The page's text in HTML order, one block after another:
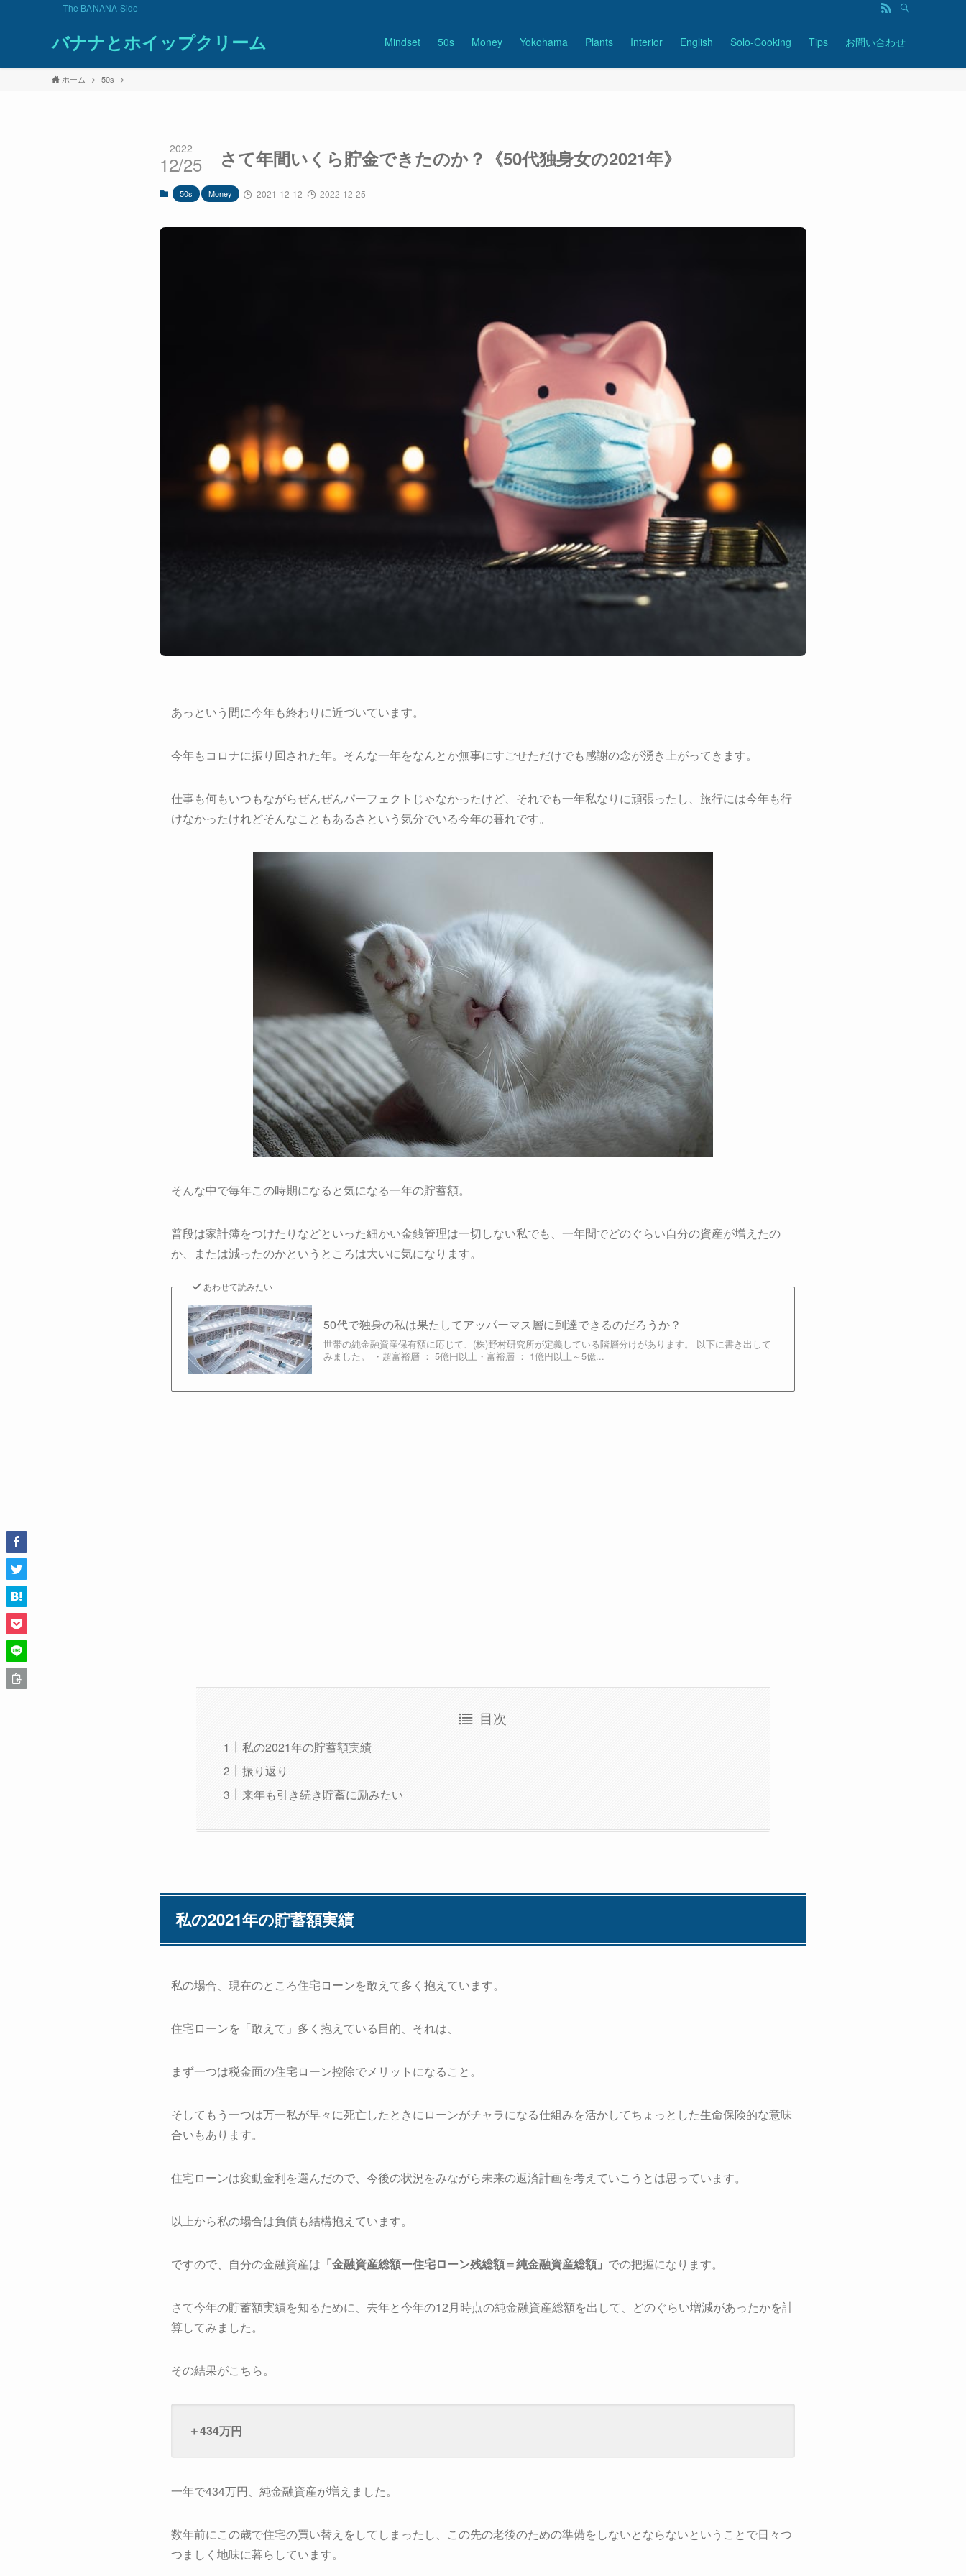
— The BANANA Side —
バナナとホイップクリーム Mindset 50s Money Yokohama Plants Interior English Solo-Cooking Tips お問い合わせ
ホーム 50s
さて年間いくら貯金できたのか？《50代独身女の2021年》
2022
12/25
50s Money 2021-12-12 2022-12-25
あっという間に今年も終わりに近づいています。
今年もコロナに振り回された年。そんな一年をなんとか無事にすごせただけでも感謝の念が湧き上がってきます。
仕事も何もいつもながらぜんぜんパーフェクトじゃなかったけど、それでも一年私なりに頑張ったし、旅行には今年も行
けなかったけれどそんなこともあるさという気分でいる今年の暮れです。
そんな中で毎年この時期になると気になる一年の貯蓄額。
普段は家計簿をつけたりなどといった細かい金銭管理は一切しない私でも、一年間でどのぐらい自分の資産が増えたの
か、または減ったのかというところは大いに気になります。
あわせて読みたい
50代で独身の私は果たしてアッパーマス層に到達できるのだろうか？
世帯の純金融資産保有額に応じて、(株)野村研究所が定義している階層分けがあります。 以下に書き出して
みました。 ・超富裕層 ： 5億円以上・富裕層 ： 1億円以上～5億...
目次
私の2021年の貯蓄額実績
振り返り
来年も引き続き貯蓄に励みたい
私の2021年の貯蓄額実績
私の場合、現在のところ住宅ローンを敢えて多く抱えています。
住宅ローンを「敢えて」多く抱えている目的、それは、
まず一つは税金面の住宅ローン控除でメリットになること。
そしてもう一つは万一私が早々に死亡したときにローンがチャラになる仕組みを活かしてちょっとした生命保険的な意味
合いもあります。
住宅ローンは変動金利を選んだので、今後の状況をみながら未来の返済計画を考えていこうとは思っています。
以上から私の場合は負債も結構抱えています。
ですので、自分の金融資産は 「金融資産総額ー住宅ローン残総額＝純金融資産総額」 での把握になります。
さて今年の貯蓄額実績を知るために、去年と今年の12月時点の純金融資産総額を出して、どのぐらい増減があったかを計
算してみました。
その結果がこちら。
＋434万円
一年で434万円、純金融資産が増えました。
数年前にこの歳で住宅の買い替えをしてしまったし、この先の老後のための準備をしないとならないということで日々つ
つましく地味に暮らしています。